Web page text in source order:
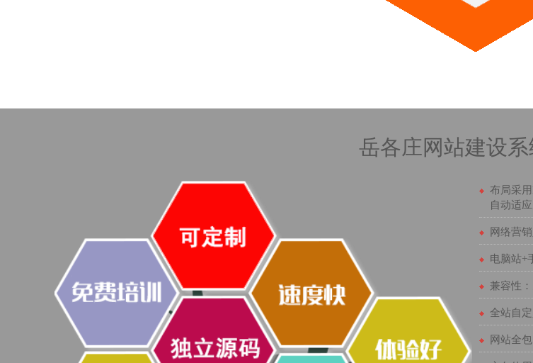
岳各庄网站建设
布局采
自动适
网络营
电脑站+
兼容性
全站自
网站全